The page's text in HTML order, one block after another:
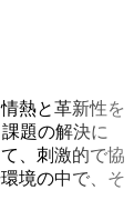
熱と革新性を
題の解決に
、刺激的で協
境の中で、そ